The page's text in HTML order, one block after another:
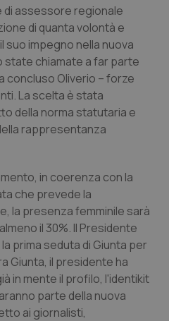
di assessore regionale
di quanta volontà e
suo impegno nella nuova
state chiamate a far parte
concluso Oliverio – forze
La scelta è stata
della norma statutaria e
rappresentanza
in coerenza con la
che prevede la
la presenza femminile sarà
il 30%. Il Presidente
prima seduta di Giunta per
Giunta, il presidente ha
in mente il profilo, l'identikit
parte della nuova
ai giornalisti,